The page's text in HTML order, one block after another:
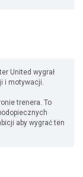
United wygrał
i motywacji.
trenera. To
aby wygrać ten